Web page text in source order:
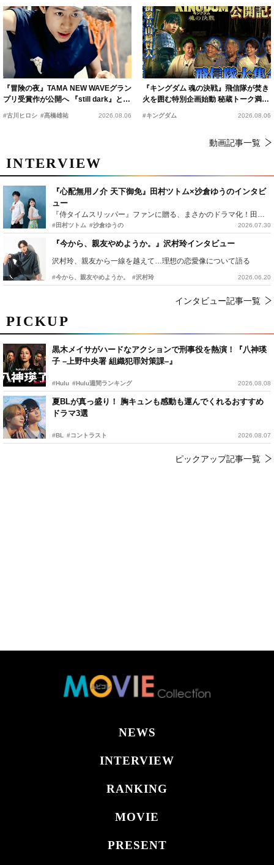
PICKUP
黒木メイサがハードなアクションで刑事役を熱演！『八神瑛
子 –上野中央署 組織犯罪対策課–』
#Hulu #Hulu週間ランキング 2026.08.08
夏BLが真っ盛り！ 胸キュンも感動も運んでくれるおすすめ
ドラマ3選
#BL #コントラスト 2026.08.07
ピックアップ記事一覧
『冒険の夜』TAMA NEW WAVEグラン
プリ受賞作が公開へ 『still dark』と同
時上映決定
#古川ヒロシ #髙橋雄祐 2026.08.06
『キングダム 魂の決戦』飛信隊が焚き
火を囲む特別企画始動 秘蔵トーク満載
の“キングダムキャンプ”開催
#キングダム 2026.08.06
動画記事一覧
INTERVIEW
『心配無用ノ介 天下御免』田村ツトム×沙倉ゆうのインタビ
ュー
『侍タイムスリッパー』ファンに贈る、まさかのドラマ化！田村ツトム×沙倉ゆうのが語る『心配無用ノ介』撮影秘話
#田村ツトム #沙倉ゆうの 2026.07.30
『今から、親友やめようか。』沢村玲インタビュー
沢村玲、親友から一線を越えて…理想の恋愛像について語る
#今から、親友やめようか。 #沢村玲 2026.06.20
インタビュー記事一覧
NEWS
INTERVIEW
RANKING
MOVIE
PRESENT